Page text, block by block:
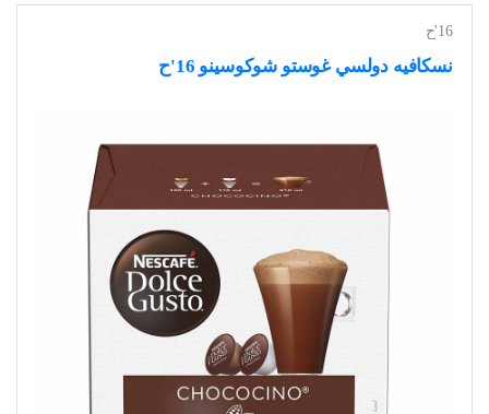
16'ح
نسكافيه دولسي غوستو شوكوسينو 16'ح